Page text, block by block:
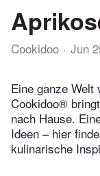
Cookidoo Jun
Eine ganze
Cookidoo®
nach Hause.
Ideen – hier
kulinarische